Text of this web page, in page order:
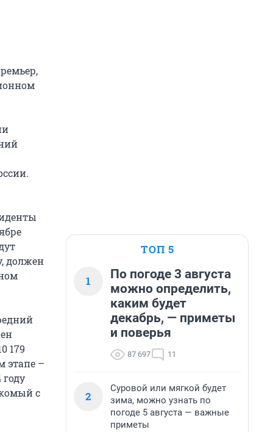
должен
179
этапе –
с
ТОП 5
1
По погоде 3 августа
можно определить,
каким будет
декабрь, — приметы
и поверья
87 697 11
2
Суровой или мягкой будет
зима, можно узнать по
погоде 5 августа — важные
приметы